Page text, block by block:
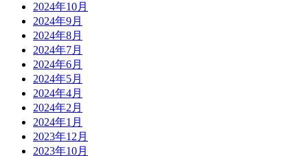
2024年10月
2024年9月
2024年8月
2024年7月
2024年6月
2024年5月
2024年4月
2024年2月
2024年1月
2023年12月
2023年10月